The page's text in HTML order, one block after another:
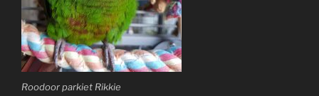
Roodoor parkiet Rikkie